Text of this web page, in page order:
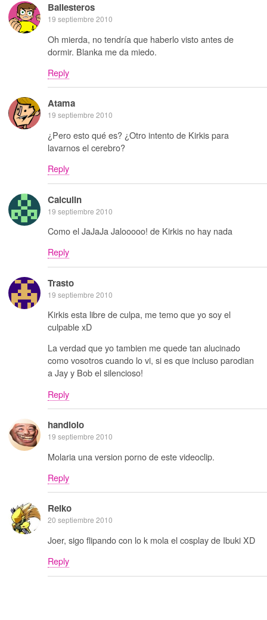
Ballesteros
19 septiembre 2010
Oh mierda, no tendría que haberlo visto antes de
dormir. Blanka me da miedo.
Reply
Atama
19 septiembre 2010
¿Pero esto qué es? ¿Otro intento de Kirkis para
lavarnos el cerebro?
Reply
Calculin
19 septiembre 2010
Como el JaJaJa Jalooooo! de Kirkis no hay nada
Reply
Trasto
19 septiembre 2010
Kirkis esta libre de culpa, me temo que yo soy el
culpable xD
La verdad que yo tambien me quede tan alucinado
como vosotros cuando lo vi, si es que incluso parodian
a Jay y Bob el silencioso!
Reply
handlolo
19 septiembre 2010
Molaria una version porno de este videoclip.
Reply
Reiko
20 septiembre 2010
Joer, sigo flipando con lo k mola el cosplay de Ibuki XD
Reply